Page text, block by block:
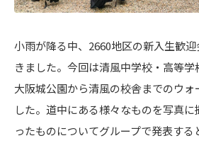
小雨が降る中、2660地区の新入生歓
きました。今回は清風中学校・高等学
大阪城公園から清風の校舎までのウ
した。道中にある様々なものを写真
ったものについてグループで発表す